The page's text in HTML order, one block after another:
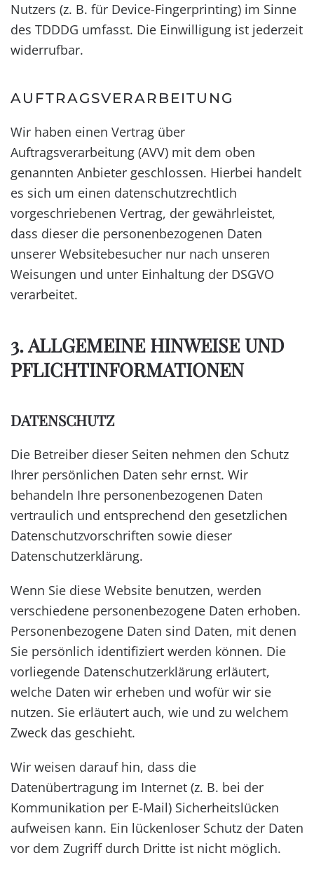
Nutzers (z. B. für Device-Fingerprinting) im Sinne
des TDDDG umfasst. Die Einwilligung ist jederzeit
widerrufbar.
AUFTRAGSVERARBEITUNG
Wir haben einen Vertrag über
Auftragsverarbeitung (AVV) mit dem oben
genannten Anbieter geschlossen. Hierbei handelt
es sich um einen datenschutzrechtlich
vorgeschriebenen Vertrag, der gewährleistet,
dass dieser die personenbezogenen Daten
unserer Websitebesucher nur nach unseren
Weisungen und unter Einhaltung der DSGVO
verarbeitet.
3. ALLGEMEINE HINWEISE UND
PFLICHT­INFORMATIONEN
DATENSCHUTZ
Die Betreiber dieser Seiten nehmen den Schutz
Ihrer persönlichen Daten sehr ernst. Wir
behandeln Ihre personenbezogenen Daten
vertraulich und entsprechend den gesetzlichen
Datenschutzvorschriften sowie dieser
Datenschutzerklärung.
Wenn Sie diese Website benutzen, werden
verschiedene personenbezogene Daten erhoben.
Personenbezogene Daten sind Daten, mit denen
Sie persönlich identifiziert werden können. Die
vorliegende Datenschutzerklärung erläutert,
welche Daten wir erheben und wofür wir sie
nutzen. Sie erläutert auch, wie und zu welchem
Zweck das geschieht.
Wir weisen darauf hin, dass die
Datenübertragung im Internet (z. B. bei der
Kommunikation per E-Mail) Sicherheitslücken
aufweisen kann. Ein lückenloser Schutz der Daten
vor dem Zugriff durch Dritte ist nicht möglich.